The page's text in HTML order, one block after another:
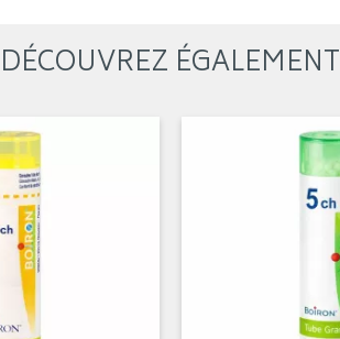
DÉCOUVREZ ÉGALEMENT